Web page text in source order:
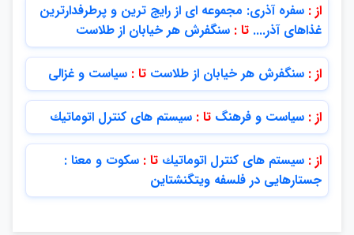
از : سفره آذري: مجموعه اي از رايج ترين و پرطرفدارترين
غذاهاي آذر.... تا : سنگفرش هر خيابان از طلاست
از : سنگفرش هر خيابان از طلاست تا : سياست و غزالي
از : سياست و فرهنگ تا : سيستم هاي كنترل اتوماتيك
از : سيستم هاي كنترل اتوماتيك تا : سکوت و معنا :
جستارهايی در فلسفه ويتگنشتاين